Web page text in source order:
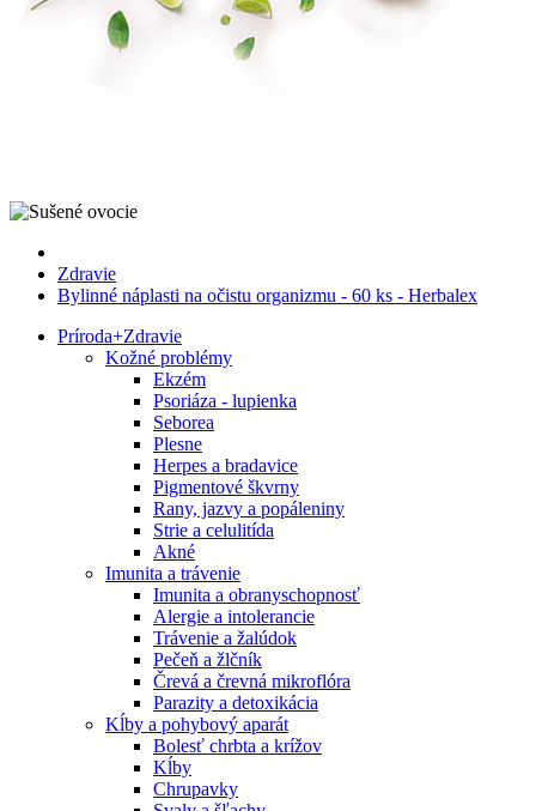
Zdravie
Bylinné náplasti na očistu organizmu - 60 ks - Herbalex
Príroda+Zdravie
Kožné problémy
Ekzém
Psoriáza - lupienka
Seborea
Plesne
Herpes a bradavice
Pigmentové škvrny
Rany, jazvy a popáleniny
Strie a celulitída
Akné
Imunita a trávenie
Imunita a obranyschopnosť
Alergie a intolerancie
Trávenie a žalúdok
Pečeň a žlčník
Črevá a črevná mikroflóra
Parazity a detoxikácia
Kĺby a pohybový aparát
Bolesť chrbta a krížov
Kĺby
Chrupavky